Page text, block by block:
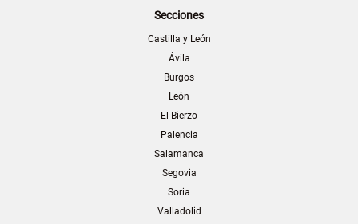
Secciones
Castilla y León
Ávila
Burgos
León
El Bierzo
Palencia
Salamanca
Segovia
Soria
Valladolid